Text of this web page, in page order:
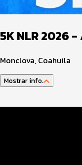
5K NLR 2026
Monclova, Coahuila
Mostrar info.